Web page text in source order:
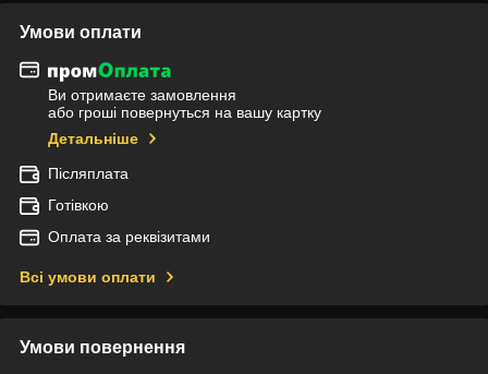
Умови оплати
Ви отримаєте замовлення
або гроші повернуться на вашу картку
Детальніше
Післяплата
Готівкою
Оплата за реквізитами
Всі умови оплати
Умови повернення